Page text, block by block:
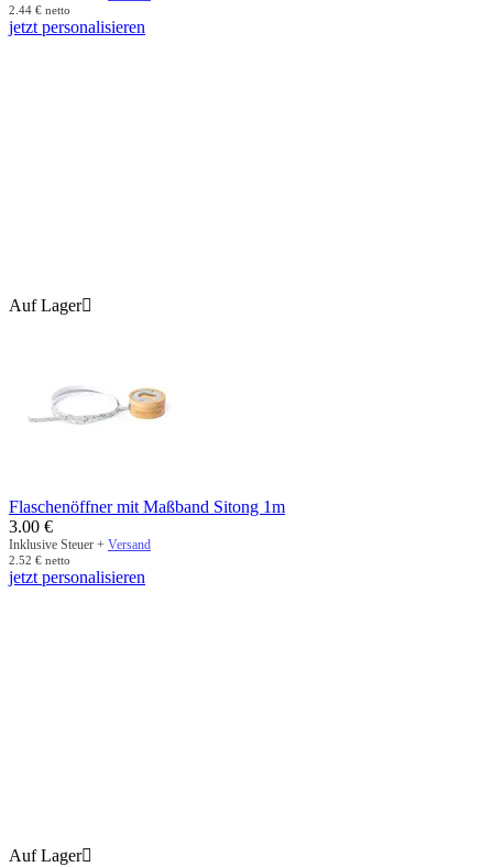
2.44 € netto
jetzt personalisieren
Auf Lager
Flaschenöffner mit Maßband Sitong 1m
3.00 €
Inklusive Steuer + Versand
2.52 € netto
jetzt personalisieren
Auf Lager